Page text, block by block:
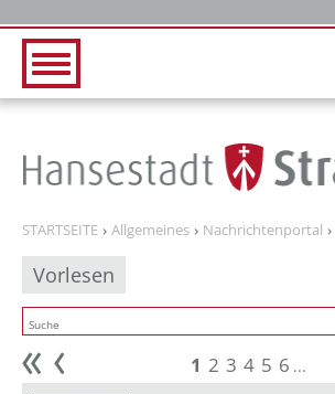
STARTSEITE Allgemeines Nachrichtenportal
Vorlesen
Anfang 1 2 3 4 5 6 ...